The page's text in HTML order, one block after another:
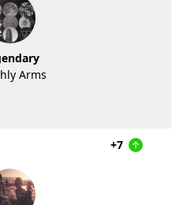
Arms
+7